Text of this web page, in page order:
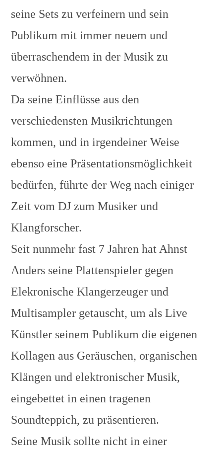
seine Sets zu verfeinern und sein
Publikum mit immer neuem und
überraschendem in der Musik zu
verwöhnen.
Da seine Einflüsse aus den
verschiedensten Musikrichtungen
kommen, und in irgendeiner Weise
ebenso eine Präsentationsmöglichkeit
bedürfen, führte der Weg nach einiger
Zeit vom DJ zum Musiker und
Klangforscher.
Seit nunmehr fast 7 Jahren hat Ahnst
Anders seine Plattenspieler gegen
Elekronische Klangerzeuger und
Multisampler getauscht, um als Live
Künstler seinem Publikum die eigenen
Kollagen aus Geräuschen, organischen
Klängen und elektronischer Musik,
eingebettet in einen tragenen
Soundteppich, zu präsentieren.
Seine Musik sollte nicht in einer